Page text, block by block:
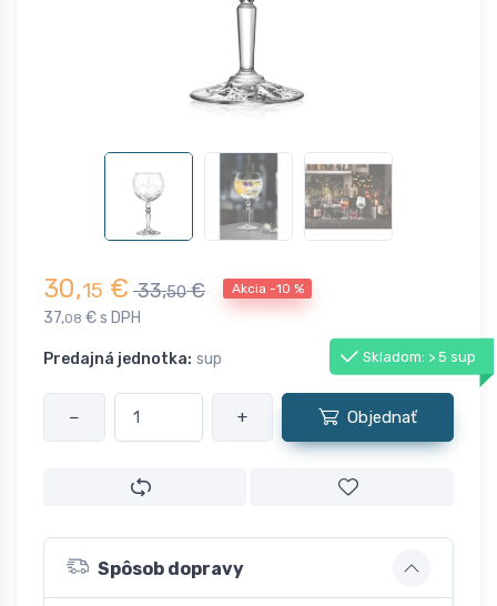
30,15 € 33,50€ Akcia -10 %
37,08 € s DPH
Predajná jednotka: sup Skladom: > 5 sup
− + Objednať
Spôsob dopravy